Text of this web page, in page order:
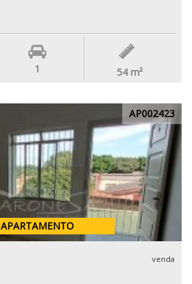
1 54 m²
AP002423
APARTAMENTO
venda